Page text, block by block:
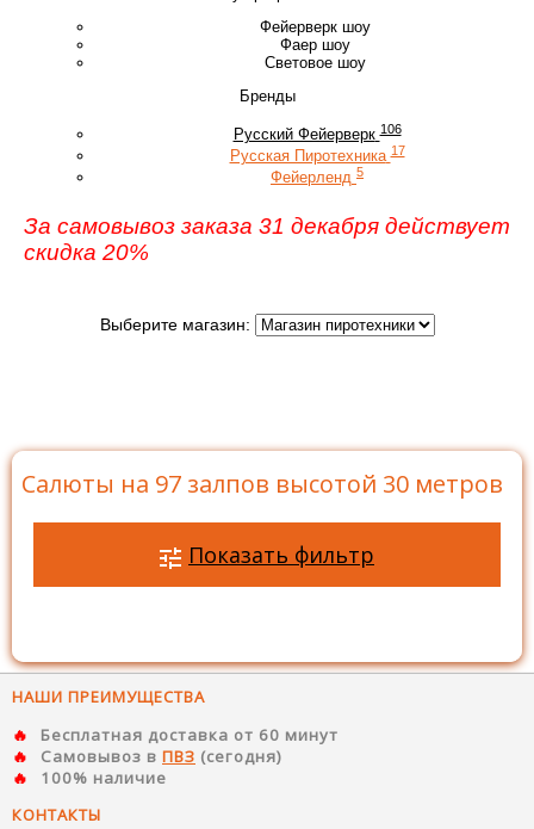
Фейерверк шоу
Фаер шоу
Световое шоу
Бренды
Русский Фейерверк 106
Русская Пиротехника 17
Фейерленд 5
За самовывоз заказа 31 декабря действует
скидка 20%
Выберите магазин:
Салюты на 97 залпов высотой 30 метров
Показать фильтр
НАШИ ПРЕИМУЩЕСТВА
Бесплатная доставка от 60 минут
Самовывоз в ПВЗ (сегодня)
100% наличие
КОНТАКТЫ